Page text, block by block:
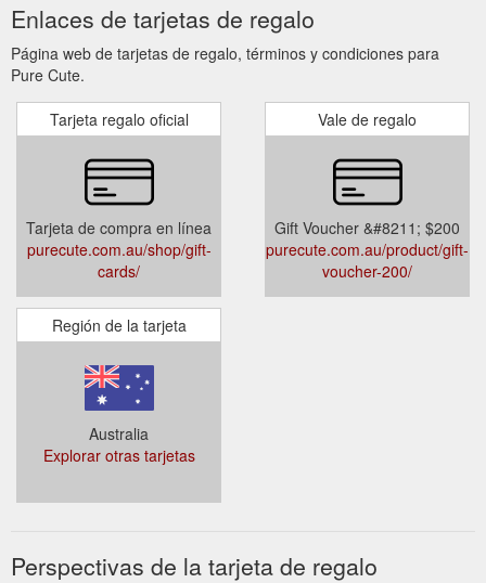
Enlaces de tarjetas de regalo
Página web de tarjetas de regalo, términos y condiciones para
Pure Cute.
Tarjeta regalo oficial
Tarjeta de compra en línea
purecute.com.au/shop/gift-
cards/
Vale de regalo
Gift Voucher &#8211; $200
purecute.com.au/product/gift-
voucher-200/
Región de la tarjeta
Australia
Explorar otras tarjetas
Perspectivas de la tarjeta de regalo